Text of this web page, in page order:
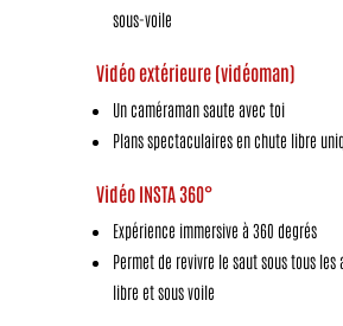
sous-voile
Vidéo extérieure (vidéoman)
Un caméraman saute avec toi
Plans spectaculaires en chute libre
Vidéo INSTA 360°
Expérience immersive à 360 degrés
Permet de revivre le saut sous tous les
libre et sous voile